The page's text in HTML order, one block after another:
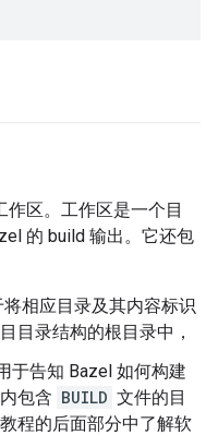
区。工作区是一个目
的 build 输出。它还包
相应目录及其内容标识
目录结构的根目录中，
于告知 Bazel 如何构建
包含 BUILD 文件的目
程的后面部分中了解软